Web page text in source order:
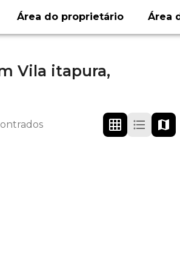
Área do proprietário Área
Vila itapura,